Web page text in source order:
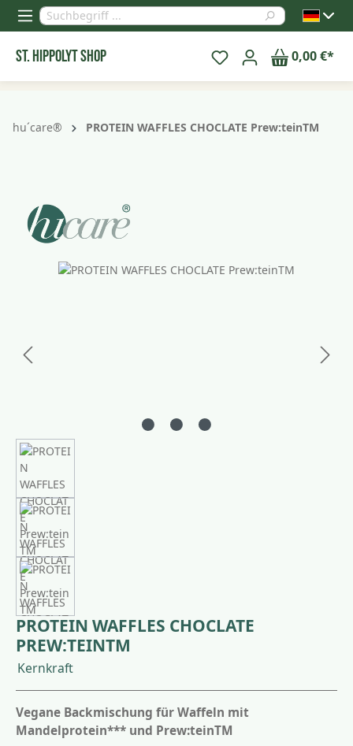
springen
St. Hippolyt Shop 0,00 €*
hu´care® PROTEIN WAFFLES CHOCLATE Prew:teinTM
Bildergalerie überspringen
PROTEIN WAFFLES CHOCLATE
PREW:TEINTM
Kernkraft
Vegane Backmischung für Waffeln mit
Mandelprotein*** und Prew:teinTM